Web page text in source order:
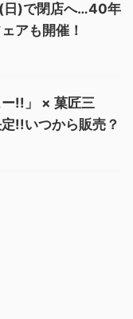
日)で閉店へ…40年
アも開催！
ー!!」 × 菓匠三
!!いつから販売？